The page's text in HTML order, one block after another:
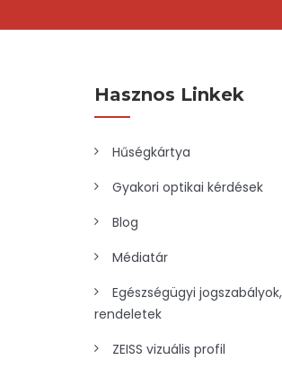
Hasznos Linkek
Hűségkártya
Gyakori optikai kérdések
Blog
Médiatár
Egészségügyi jogszabályok,
rendeletek
ZEISS vizuális profil